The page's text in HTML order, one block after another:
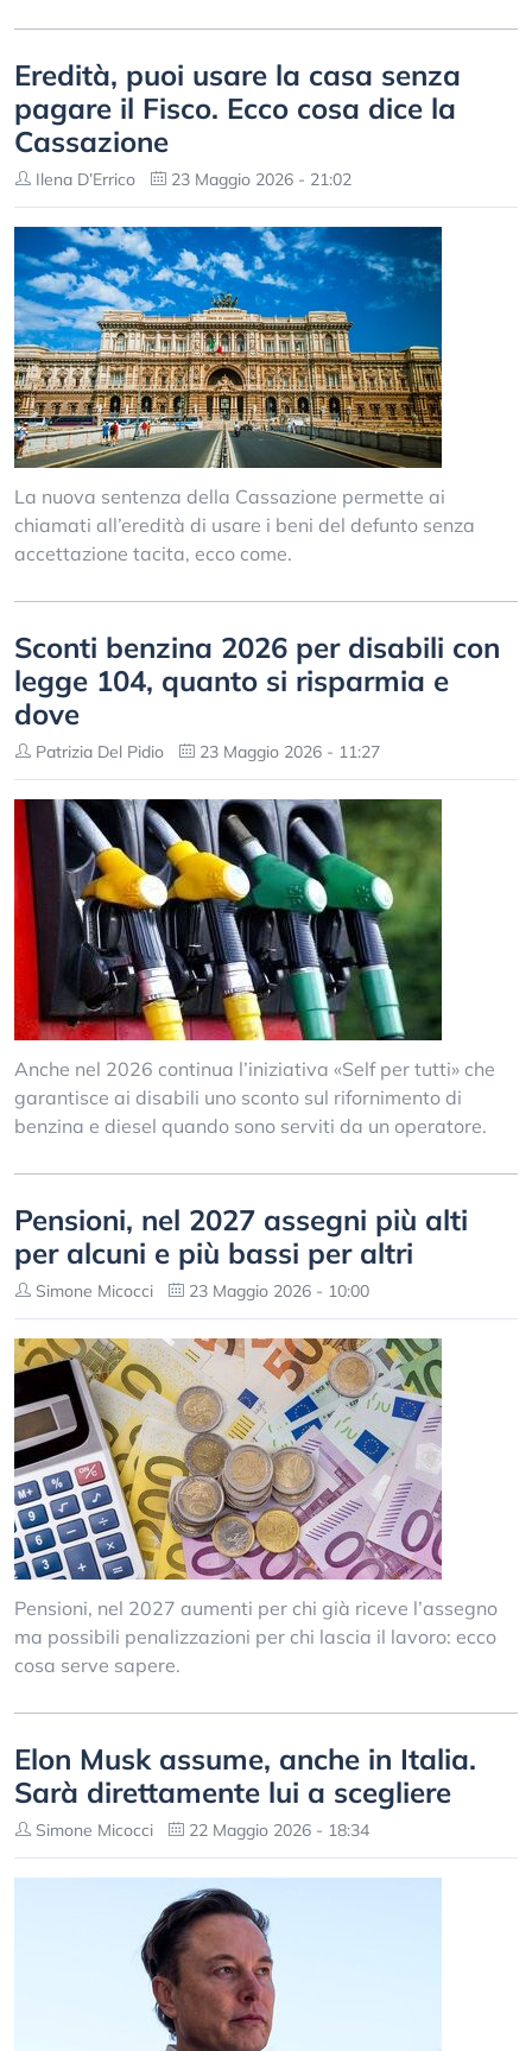
Eredità, puoi usare la casa senza
pagare il Fisco. Ecco cosa dice la
Cassazione
Ilena D’Errico 23 Maggio 2026 - 21:02
La nuova sentenza della Cassazione permette ai
chiamati all’eredità di usare i beni del defunto senza
accettazione tacita, ecco come.
Sconti benzina 2026 per disabili con
legge 104, quanto si risparmia e
dove
Patrizia Del Pidio 23 Maggio 2026 - 11:27
Anche nel 2026 continua l’iniziativa «Self per tutti» che
garantisce ai disabili uno sconto sul rifornimento di
benzina e diesel quando sono serviti da un operatore.
Pensioni, nel 2027 assegni più alti
per alcuni e più bassi per altri
Simone Micocci 23 Maggio 2026 - 10:00
Pensioni, nel 2027 aumenti per chi già riceve l’assegno
ma possibili penalizzazioni per chi lascia il lavoro: ecco
cosa serve sapere.
Elon Musk assume, anche in Italia.
Sarà direttamente lui a scegliere
Simone Micocci 22 Maggio 2026 - 18:34